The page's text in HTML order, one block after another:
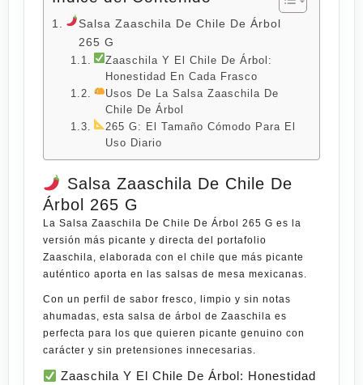
Salsa Zaaschila De Chile De Árbol
265 G
Zaaschila Y El Chile De Árbol:
Honestidad En Cada Frasco
Usos De La Salsa Zaaschila De
Chile De Árbol
265 G: El Tamaño Cómodo Para El
Uso Diario
Salsa Zaaschila De Chile De
Árbol 265 G
La Salsa Zaaschila De Chile De Árbol 265 G es la
versión más picante y directa del portafolio
Zaaschila, elaborada con el chile que más picante
auténtico aporta en las salsas de mesa mexicanas.
Con un perfil de sabor fresco, limpio y sin notas
ahumadas, esta salsa de árbol de Zaaschila es
perfecta para los que quieren picante genuino con
carácter y sin pretensiones innecesarias.
Zaaschila Y El Chile De Árbol: Honestidad